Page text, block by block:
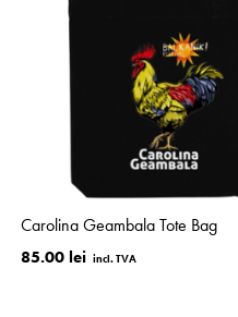
Carolina Geambala Tote Bag
85.00 lei